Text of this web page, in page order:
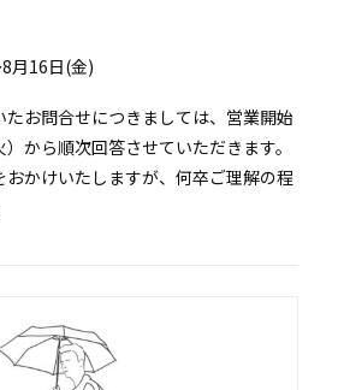
月16日(金)
お問合せにつきましては、営業開始
から順次回答させていただきます。
かけいたしますが、何卒ご理解の程